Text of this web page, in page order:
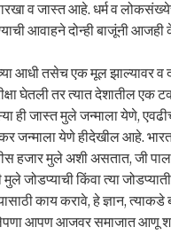
सारखा व जास्त आहे. धर्म व
आवाहने दोन्ही बाजूंनी आजही
आधी तसेच एक मूल झाल्यावर व
घेतली तर त्यात देशातील एक
ही जास्त मुले जन्माला येणे,
जन्माला येणे हीदेखील आहे.
हजार मुले अशी असतात, जी
मुले जोडप्याची किंवा त्या
काय करावे, हे ज्ञान, त्याकडे
आपण आजवर समाजात आणू